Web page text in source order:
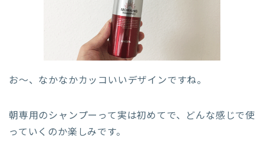
お〜、なかなかカッコいいデザインですね。
朝専用のシャンプーって実は初めてで、どんな感じで使
っていくのか楽しみです。